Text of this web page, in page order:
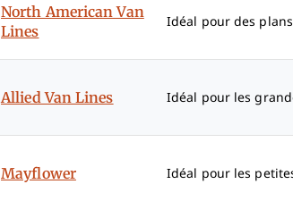
North American Van
Lines
Idéal pour des
Allied Van Lines Idéal pour les
Mayflower Idéal pour les